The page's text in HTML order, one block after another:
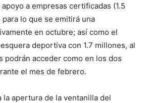
a empresas certificadas (1.5
lo que se emitirá una
en octubre; así como el
deportiva con 1.7 millones, al
podrán acceder como en los dos
el mes de febrero.
la apertura de la ventanilla del